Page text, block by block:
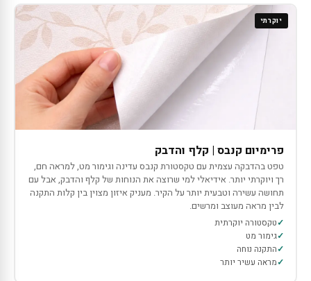
יוקרתי
פרימיום קנבס | קלף והדבק
טפט בהדבקה עצמית עם טקסטורת קנבס עדינה וגימור מט, למראה חם,
רך ויוקרתי יותר. אידיאלי למי שרוצה את הנוחות של קלף והדבק, אבל עם
תחושה עשירה וטבעית יותר על הקיר. מעניק איזון מצוין בין קלות התקנה
לבין מראה מעוצב ומרשים.
טקסטורה יוקרתית
גימור מט
התקנה נוחה
מראה עשיר יותר